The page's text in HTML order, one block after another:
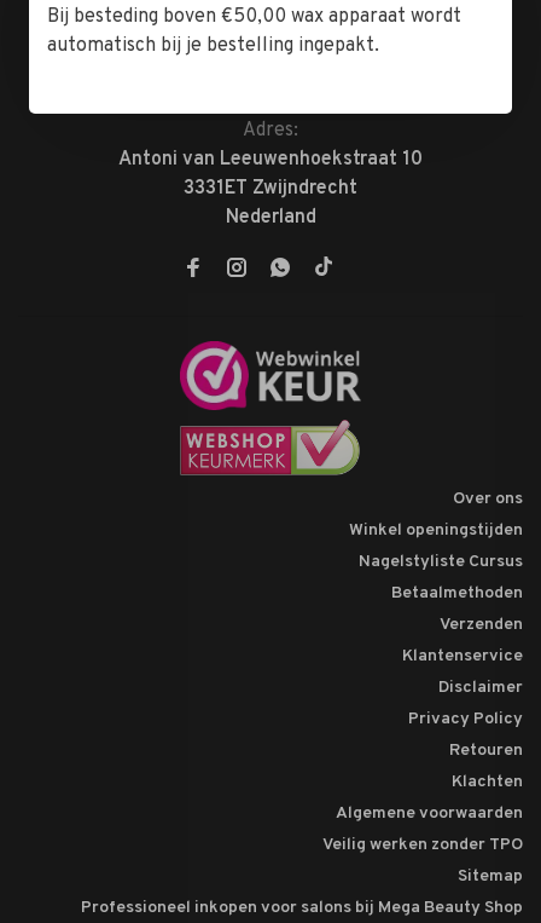
KVK-72047070
Adres:
Antoni van Leeuwenhoekstraat 10
3331ET Zwijndrecht
Nederland
Over ons
Winkel openingstijden
Nagelstyliste Cursus
Betaalmethoden
Verzenden
Klantenservice
Disclaimer
Privacy Policy
Retouren
Klachten
Algemene voorwaarden
Veilig werken zonder TPO
Sitemap
Professioneel inkopen voor salons bij Mega Beauty Shop
Bij besteding boven €50,00 wax apparaat wordt
automatisch bij je bestelling ingepakt.